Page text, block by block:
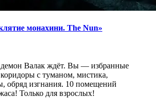
монахини. The Nun»
демон Валак ждёт. Вы — избранные
с туманом, мистика,
обряд изгнания. 10 помещений
Только для взрослых!